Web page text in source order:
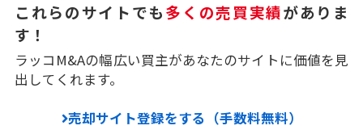
これらのサイトでも多くの売買実績がありま
す！
ラッコM&Aの幅広い買主があなたのサイトに価値を見
出してくれます。
売却サイト登録をする（手数料無料）